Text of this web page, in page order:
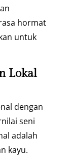
hormat
untuk
Lokal
dengan
seni
adalah
kayu.